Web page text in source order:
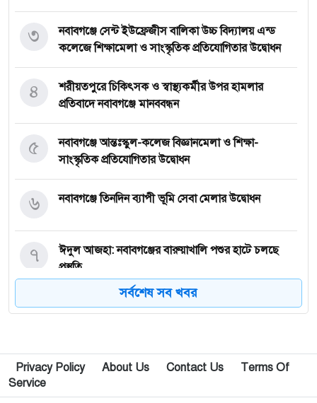
নবাবগঞ্জে সেন্ট ইউফ্রেজীস বালিকা উচ্চ বিদ্যালয় এন্ড
কলেজে শিক্ষামেলা ও সাংস্কৃতিক প্রতিযোগিতার উদ্বোধন
৩
শরীয়তপুরে চিকিৎসক ও স্বাস্থ্যকর্মীর উপর হামলার
প্রতিবাদে নবাবগঞ্জে মানববন্ধন
৪
নবাবগঞ্জে আন্তঃস্কুল-কলেজ বিজ্ঞানমেলা ও শিক্ষা-
সাংস্কৃতিক প্রতিযোগিতার উদ্বোধন
৫
নবাবগঞ্জে তিনদিন ব্যাপী ভূমি সেবা মেলার উদ্বোধন
৬
ঈদুল আজহা: নবাবগঞ্জের বারুয়াখালি পশুর হাটে চলছে
প্রস্তুতি
৭
নবাবগঞ্জে পরিস্কার পরিচ্ছন্নতা অভিযানে এমপি
৮
পপুলার লাইফ ইন্স্যুরেন্স পিএলসির নবাবগঞ্জ অঞ্চলে বার্ষিক
সম্মেলন ও চেক হস্তান্তর
৯
সর্বশেষ সব খবর
Privacy Policy About Us Contact Us
Terms Of
Service